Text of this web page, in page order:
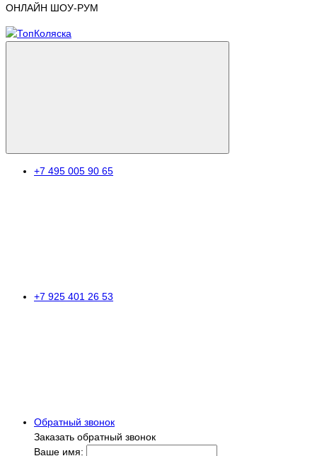
ОНЛАЙН ШОУ-РУМ
+7 495 005 90 65
+7 925 401 26 53
Обратный звонок
Заказать обратный звонок
Ваше имя: